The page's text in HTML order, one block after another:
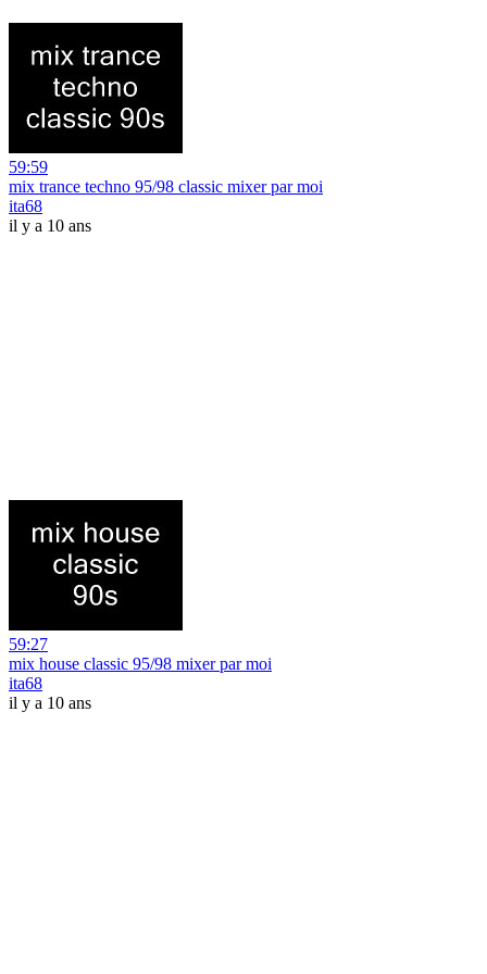
59:59
mix trance techno 95/98 classic mixer par moi
ita68
il y a 10 ans
59:27
mix house classic 95/98 mixer par moi
ita68
il y a 10 ans